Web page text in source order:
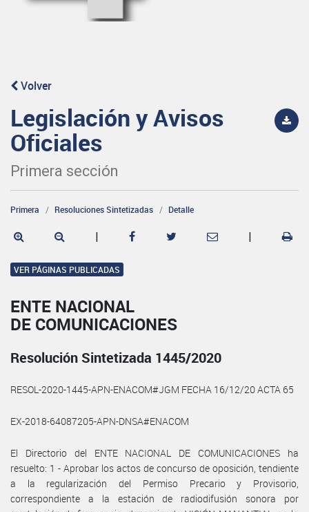
Volver
Legislación y Avisos
Oficiales
Primera sección
Primera Resoluciones Sintetizadas Detalle
| |
VER PÁGINAS PUBLICADAS
ENTE NACIONAL
DE COMUNICACIONES
Resolución Sintetizada 1445/2020
RESOL-2020-1445-APN-ENACOM#JGM FECHA 16/12/20 ACTA 65
EX-2018-64087205-APN-DNSA#ENACOM
El Directorio del ENTE NACIONAL DE COMUNICACIONES ha
resuelto: 1 - Aprobar los actos de concurso de oposición, tendiente
a la regularización del Permiso Precario y Provisorio,
correspondiente a la estación de radiodifusión sonora por